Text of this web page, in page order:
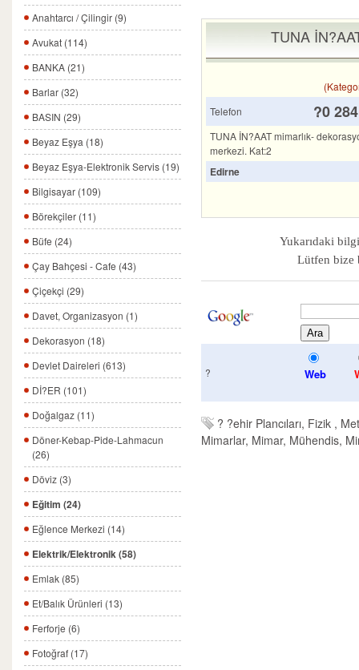
Anahtarcı / Çilingir (9)
Avukat (114)
BANKA (21)
Barlar (32)
BASIN (29)
Beyaz Eşya (18)
Beyaz Eşya-Elektronik Servis (19)
Bilgisayar (109)
Börekçiler (11)
Büfe (24)
Çay Bahçesi - Cafe (43)
Çiçekçi (29)
Davet, Organizasyon (1)
Dekorasyon (18)
Devlet Daireleri (613)
Dİ?ER (101)
Doğalgaz (11)
Döner-Kebap-Pide-Lahmacun
(26)
Döviz (3)
Eğitim (24)
Eğlence Merkezi (14)
Elektrik/Elektronik (58)
Emlak (85)
Et/Balık Ürünleri (13)
Ferforje (6)
Fotoğraf (17)
TUNA
Telefon
?0
TUNA İN?AAT mimarlık-
merkezi. Kat:2
Edirne
Yukarıdaki
Lütfen bize
? Web
? ?ehir Plancıları, Fizik ,
Mimarlar, Mimar, Mühendis,